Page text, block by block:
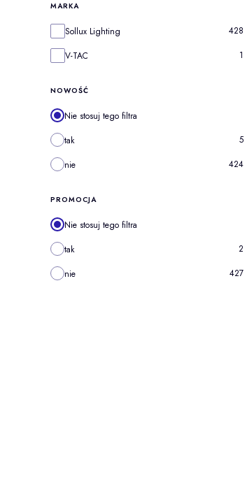
MARKA
MarkaSollux Lighting
428
V-TAC
1
NOWOŚĆ
Nie stosuj tego filtra
tak
5
nie
424
PROMOCJA
Nie stosuj tego filtra
tak
2
nie
427